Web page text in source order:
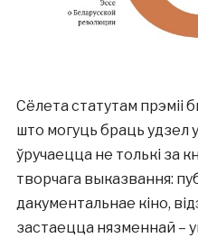
Сёлета статутам прэміі
што могуць браць удзел
ўручаецца не толькі за
творчага выказвання:
дакументальнае кіно,
застаецца нязменнай –